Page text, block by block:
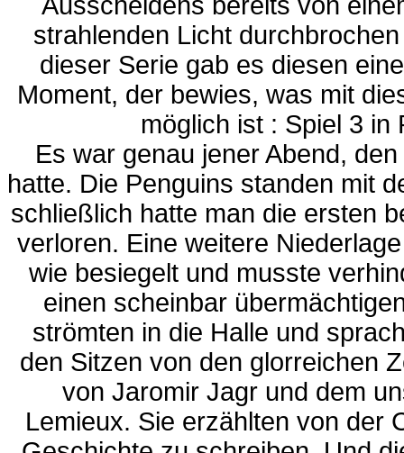
Ausscheidens bereits von
strahlenden Licht
dieser Serie gab es diesen
Moment, der bewies, was mit
möglich ist : Spiel 3 in
Es war genau jener Abend,
hatte. Die Penguins standen mit
schließlich hatte man die ersten
verloren. Eine weitere
wie besiegelt und musste
einen scheinbar
strömten in die Halle und
den Sitzen von den glorreichen
von Jaromir Jagr und dem
Lemieux. Sie erzählten von der